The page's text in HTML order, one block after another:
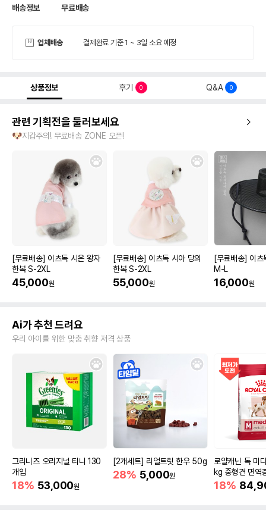
배송정보 무료배송
업체배송 결제완료 기준 1 ~ 3일 소요 예정
상품정보 후기 0 Q&A 0
관련 기획전을 둘러보세요
🐶지갑주의! 무료배송 ZONE 오픈!
[무료배송] 이츠독 시온 왕자
한복 S-2XL
45,000원
[무료배송] 이츠독 시아 당의
한복 S-2XL
55,000원
[무료배송] 이츠
M-L
16,000원
Ai가 추천 드려요
우리 아이를 위한 맞춤 취향 저격 상품
그리니즈 오리지널 티니 130
개입
18% 53,000원
[2개세트] 리얼트릿 한우 50g
28% 5,000원
로얄캐닌 독 미
kg 중형견 면역
18%